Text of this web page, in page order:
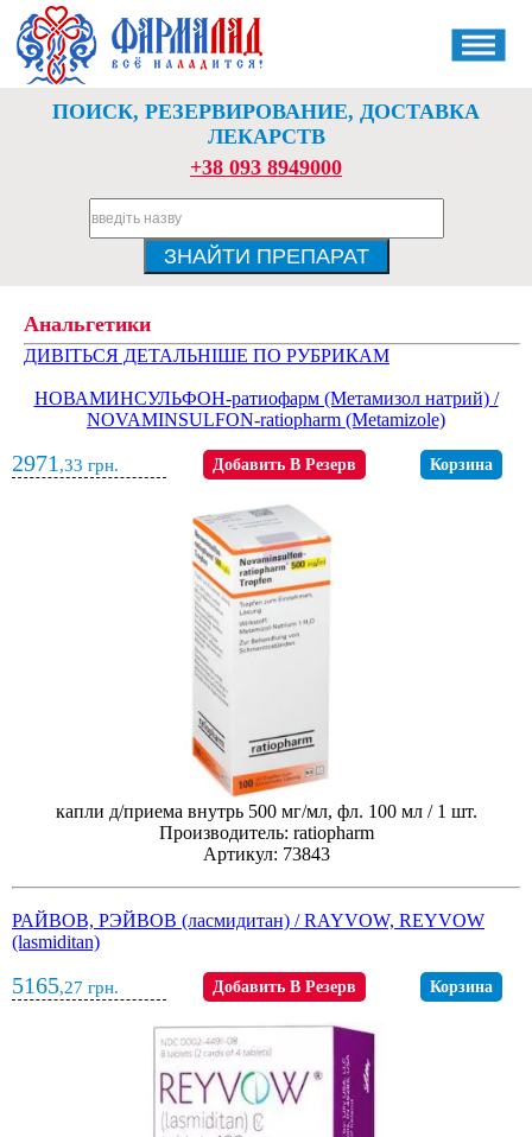
ПОИСК, РЕЗЕРВИРОВАНИЕ, ДОСТАВКА
ЛЕКАРСТВ
+38 093 8949000
Анальгетики
ДИВІТЬСЯ ДЕТАЛЬНІШЕ ПО РУБРИКАМ
НОВАМИНСУЛЬФОН-ратиофарм (Метамизол натрий) /
NOVAMINSULFON-ratiopharm (Metamizole)
2971 ,33 грн. Добавить В Резерв Корзина
капли д/приема внутрь 500 мг/мл, фл. 100 мл / 1 шт.
Производитель: ratiopharm
Артикул: 73843
РАЙВОВ, РЭЙВОВ (ласмидитан) / RAYVOW, REYVOW
(lasmiditan)
5165,27 грн. Добавить В Резерв Корзина